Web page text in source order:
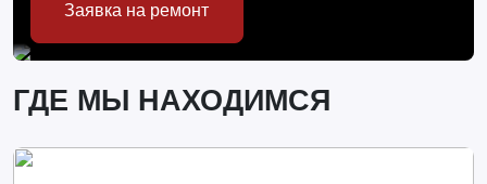
Заявка на ремонт
ГДЕ МЫ НАХОДИМСЯ